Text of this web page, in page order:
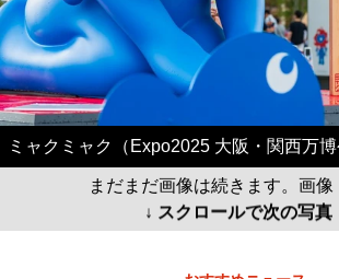
ミャクミャク（Expo2025 大阪・関西万博
まだまだ画像は続きます。画像
↓ スクロールで次の写真